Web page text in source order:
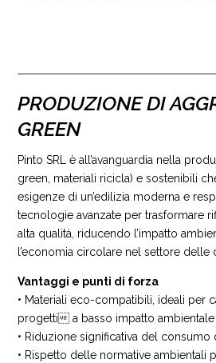
PRODUZIONE DI
GREEN
Pinto SRL è all’avanguardia nella
green, materiali ricicla) e sostenibili
esigenze di un’edilizia moderna e
tecnologie avanzate per trasformare
alta qualità, riducendo l’impatto
l’economia circolare nel settore delle
Vantaggi e punti di forza
• Materiali eco-compatibili, ideali per
progetti a basso impatto ambientale
• Riduzione significativa del consumo
• Rispetto delle normative ambientali